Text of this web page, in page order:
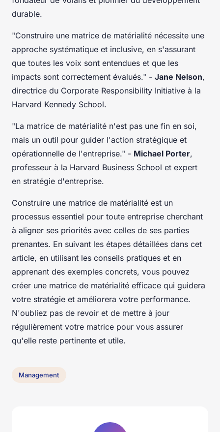
durable.
"Construire une matrice de matérialité nécessite une
approche systématique et inclusive, en s'assurant
que toutes les voix sont entendues et que les
impacts sont correctement évalués." - Jane Nelson,
directrice du Corporate Responsibility Initiative à la
Harvard Kennedy School.
"La matrice de matérialité n'est pas une fin en soi,
mais un outil pour guider l'action stratégique et
opérationnelle de l'entreprise." - Michael Porter,
professeur à la Harvard Business School et expert
en stratégie d'entreprise.
Construire une matrice de matérialité est un
processus essentiel pour toute entreprise cherchant
à aligner ses priorités avec celles de ses parties
prenantes. En suivant les étapes détaillées dans cet
article, en utilisant les conseils pratiques et en
apprenant des exemples concrets, vous pouvez
créer une matrice de matérialité efficace qui guidera
votre stratégie et améliorera votre performance.
N'oubliez pas de revoir et de mettre à jour
régulièrement votre matrice pour vous assurer
qu'elle reste pertinente et utile.
Management